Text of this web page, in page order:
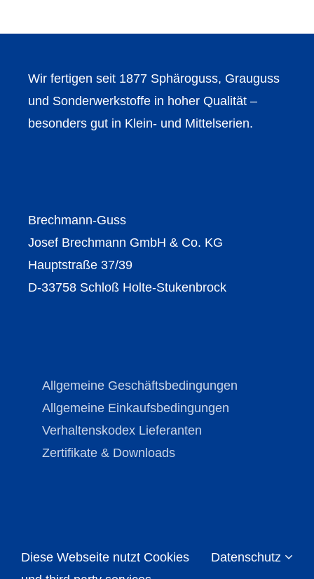
Wir fertigen seit 1877 Sphäroguss, Grauguss
und Sonderwerkstoffe in hoher Qualität –
besonders gut in Klein- und Mittelserien.
Brechmann-Guss
Josef Brechmann GmbH & Co. KG
Hauptstraße 37/39
D-33758 Schloß Holte-Stukenbrock
Allgemeine Geschäftsbedingungen
Allgemeine Einkaufsbedingungen
Verhaltenskodex Lieferanten
Zertifikate & Downloads
Copyright © Brechmann-Guss 2026 | All Rights
Diese Webseite nutzt Cookies
Datenschutz